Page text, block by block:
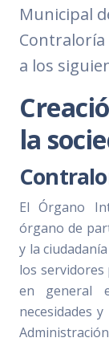
Municipal
a los
la
El Órgano
órgano de
y la
los servidores
en general
necesidades